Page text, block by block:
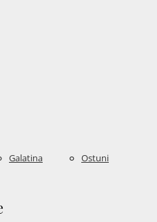
Galatina Ostuni